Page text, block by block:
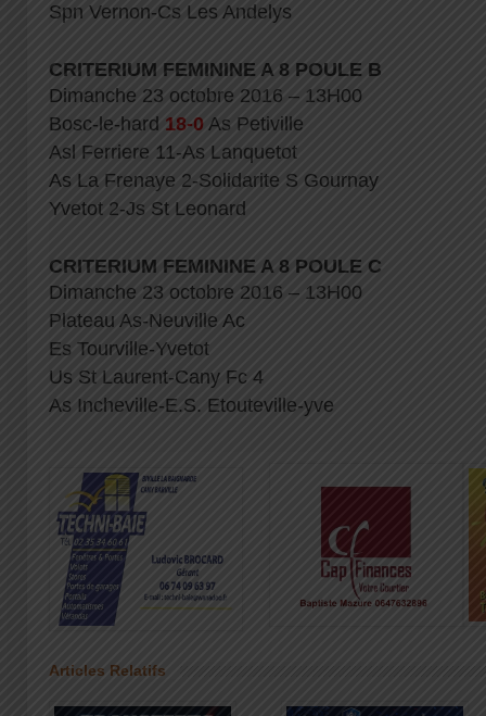
Spn Vernon-Cs Les Andelys
CRITERIUM FEMININE A 8 POULE B
Dimanche 23 octobre 2016 – 13H00
Bosc-le-hard 18-0 As Petiville
Asl Ferriere 11-As Lanquetot
As La Frenaye 2-Solidarite S Gournay
Yvetot 2-Js St Leonard
CRITERIUM FEMININE A 8 POULE C
Dimanche 23 octobre 2016 – 13H00
Plateau As-Neuville Ac
Es Tourville-Yvetot
Us St Laurent-Cany Fc 4
As Incheville-E.S. Etouteville-yve
Articles Relatifs